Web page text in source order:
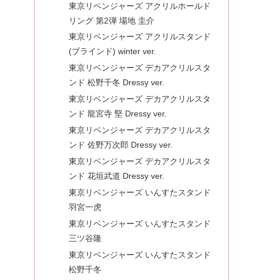
東京リベンジャーズ アクリルホールド
リング 第2弾 場地 圭介
東京リベンジャーズ アクリルスタンド
(ブラインド) winter ver.
東京リベンジャーズ デカアクリルスタ
ンド 松野千冬 Dressy ver.
東京リベンジャーズ デカアクリルスタ
ンド 龍宮寺 堅 Dressy ver.
東京リベンジャーズ デカアクリルスタ
ンド 佐野万次郎 Dressy ver.
東京リベンジャーズ デカアクリルスタ
ンド 花垣武道 Dressy ver.
東京リベンジャーズ いんすたスタンド
羽宮一虎
東京リベンジャーズ いんすたスタンド
三ツ谷隆
東京リベンジャーズ いんすたスタンド
松野千冬